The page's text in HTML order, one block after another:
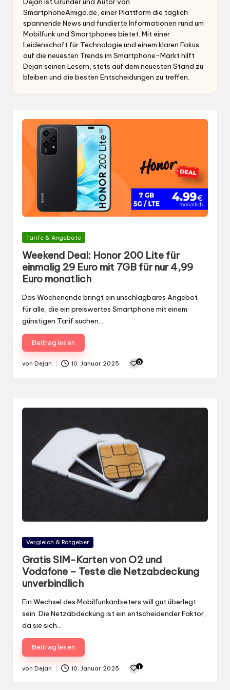
SmartphoneAmigo.de, einer Plattform die täglich
spannende News und fundierte Informationen rund um
Mobilfunk und Smartphones bietet. Mit einer
Leidenschaft für Technologie und einem klaren Fokus
auf die neuesten Trends im Smartphone-Markt hilft
Dejan seinen Lesern, stets auf dem neuesten Stand zu
bleiben und die besten Entscheidungen zu treffen.
Gepostet
Tarife & Angebote
Weekend Deal: Honor 200 Lite für
einmalig 29 Euro mit 7GB für nur 4,99
Euro monatlich
Das Wochenende bringt ein unschlagbares Angebot
für alle, die ein preiswertes Smartphone mit einem
günstigen Tarif suchen.…
Beitrag lesen
Gepostet
von Dejan 10. Januar 2025 0
Gepostet
Vergleich & Ratgeber
Gratis SIM-Karten von O2 und
Vodafone – Teste die Netzabdeckung
unverbindlich
Ein Wechsel des Mobilfunkanbieters will gut überlegt
sein. Die Netzabdeckung ist ein entscheidender Faktor,
da sie sich…
Beitrag lesen
Gepostet
von Dejan 10. Januar 2025 1